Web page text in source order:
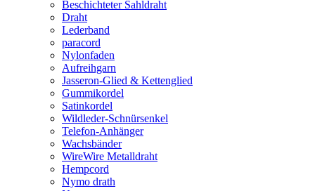
Beschichteter Sahldraht
Draht
Lederband
paracord
Nylonfaden
Aufreihgarn
Jasseron-Glied & Kettenglied
Gummikordel
Satinkordel
Wildleder-Schnürsenkel
Telefon-Anhänger
Wachsbänder
WireWire Metalldraht
Hempcord
Nymo drath